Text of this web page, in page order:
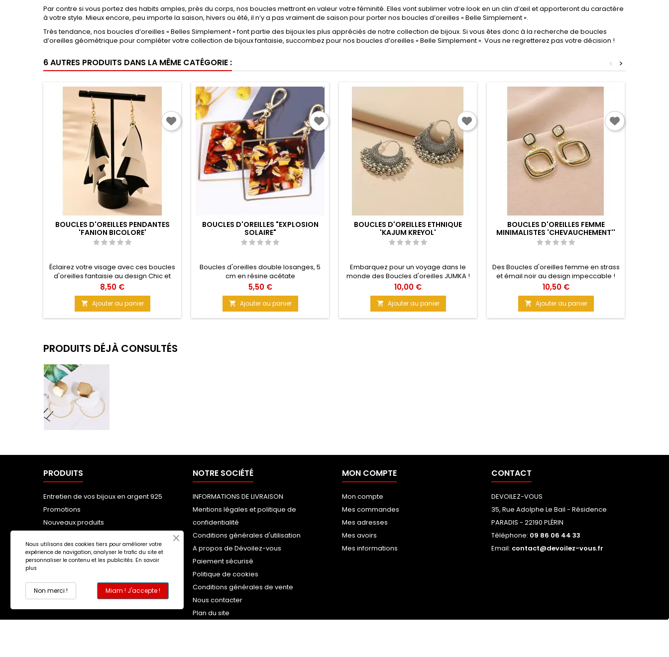
Par contre si vous portez des habits amples, près du corps, nos boucles mettront en valeur votre féminité. Elles vont sublimer votre look en un clin d’œil et apporteront du caractère
à votre style. Mieux encore, peu importe la saison, hivers ou été, il n’y a pas vraiment de saison pour porter nos boucles d’oreilles « Belle Simplement ».
Très tendance, nos boucles d’oreilles « Belles Simplement » font partie des bijoux les plus appréciés de notre collection de bijoux. Si vous êtes donc à la recherche de boucles
d’oreilles géométrique pour compléter votre collection de bijoux fantaisie, succombez pour nos boucles d’oreilles « Belle Simplement ». Vous ne regretterez pas votre décision !
6 AUTRES PRODUITS DANS LA MÊME CATÉGORIE : >
<
BOUCLES D'OREILLES PENDANTES
'FANION BICOLORE'
Éclairez votre visage avec ces boucles
d'oreilles fantaisie au design Chic et
Élégant. Deux couleurs primaires qui
s'Aiment à la Folie, réunies pour un
résultat SPLENDIDE. Des boucles
d'oreilles femme au charme OUF pour
toutes vos tenues. Mouvement aérien,
Prix
8,50 €
 Ajouter au panier
BOUCLES D'OREILLES "EXPLOSION
SOLAIRE"
Boucles d'oreilles double losanges, 5
cm en résine acétate
Prix
5,50 €
 Ajouter au panier
BOUCLES D'OREILLES ETHNIQUE
'KAJUM KREYOL'
Embarquez pour un voyage dans le
monde des Boucles d'oreilles JUMKA !
Boucles d'oreilles vintage d'inspiration
indienne, un parfait mélange de mode
et de tradition. Plongez et découvrez la
magie qu'elles renferment ! Taille : 5,4
cm Métal
Prix
10,00 €
 Ajouter au panier
BOUCLES D'OREILLES FEMME
MINIMALISTES 'CHEVAUCHEMENT''
Des Boucles d'oreilles femme en strass
et émail noir au design impeccable !
Ses petits zircons illumineront ta tenue
au quotidien ! La géométrie s'applique
ici, pour te rendre encore plus Sublime !
Elles sont petites, légères et Originales
pour que tu sois Uniques ! Matériau :
Prix
10,50 €
 Ajouter au panier
PRODUITS DÉJÀ CONSULTÉS
PRODUITS
Entretien de vos bijoux en argent 925
Promotions
Nouveaux produits
NOTRE SOCIÉTÉ
INFORMATIONS DE LIVRAISON
Mentions légales et politique de
confidentialité
Conditions générales d'utilisation
A propos de Dévoilez-vous
Paiement sécurisé
Politique de cookies
Conditions générales de vente
Nous contacter
Plan du site
MON COMPTE
Mon compte
Mes commandes
Mes adresses
Mes avoirs
Mes informations
CONTACT
DEVOILEZ-VOUS
35, Rue Adolphe Le Bail - Résidence
PARADIS - 22190 PLÉRIN
Téléphone: 09 86 06 44 33
Email: contact@devoilez-vous.fr
Nous utilisons des cookies tiers pour améliorer votre
expérience de navigation, analyser le trafic du site et
personnaliser le contenu et les publicités. En savoir
plus
Miam ! J'accepte !
Non merci !